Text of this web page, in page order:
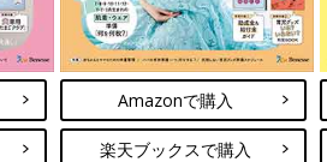
Amazonで購入
楽天ブックスで購入